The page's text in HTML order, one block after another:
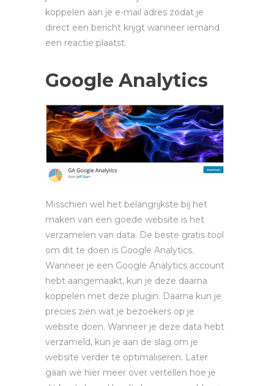
koppelen aan je e-mail adres zodat je
direct een bericht krijgt wanneer iemand
een reactie plaatst.
Google Analytics
Misschien wel het belangrijkste bij het
maken van een goede website is het
verzamelen van data. De beste gratis tool
om dit te doen is Google Analytics.
Wanneer je een Google Analytics account
hebt aangemaakt, kun je deze daarna
koppelen met deze plugin. Daarna kun je
precies zien wat je bezoekers op je
website doen. Wanneer je deze data hebt
verzameld, kun je aan de slag om je
website verder te optimaliseren. Later
gaan we hier meer over vertellen hoe je